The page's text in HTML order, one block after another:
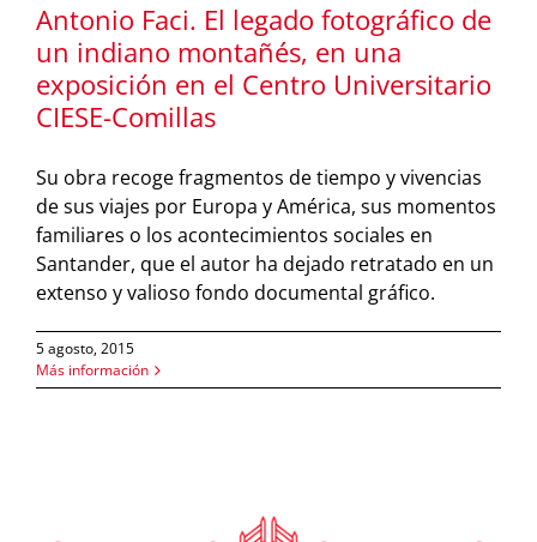
Antonio Faci. El legado fotográfico de
un indiano montañés, en una
exposición en el Centro Universitario
CIESE-Comillas
Su obra recoge fragmentos de tiempo y vivencias
de sus viajes por Europa y América, sus momentos
familiares o los acontecimientos sociales en
Santander, que el autor ha dejado retratado en un
extenso y valioso fondo documental gráfico.
5 agosto, 2015
Más información